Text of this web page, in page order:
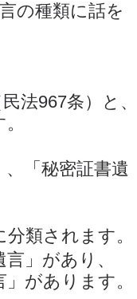
の種類に話を
法967条）と、
「秘密証書遺
類されます。
」があり、
があります。